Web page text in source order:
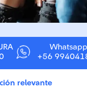
Whatsapp
+56
relevante